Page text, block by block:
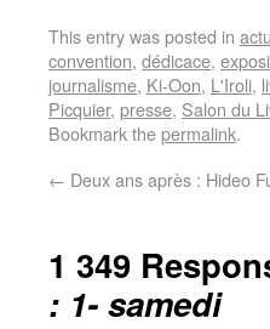
This entry was posted in
convention, dédicace,
journalisme, Ki-Oon, L'Iroli,
Picquier, presse, Salon du
Bookmark thepermalink.
← Deux ans après : Hideo
1 349
: 1- samedi